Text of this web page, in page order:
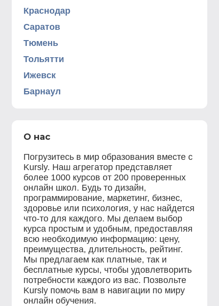
Краснодар
Саратов
Тюмень
Тольятти
Ижевск
Барнаул
О нас
Погрузитесь в мир образования вместе с
Kursly. Наш агрегатор представляет
более 1000 курсов от 200 проверенных
онлайн школ. Будь то дизайн,
программирование, маркетинг, бизнес,
здоровье или психология, у нас найдется
что-то для каждого. Мы делаем выбор
курса простым и удобным, предоставляя
всю необходимую информацию: цену,
преимущества, длительность, рейтинг.
Мы предлагаем как платные, так и
бесплатные курсы, чтобы удовлетворить
потребности каждого из вас. Позвольте
Kursly помочь вам в навигации по миру
онлайн обучения.